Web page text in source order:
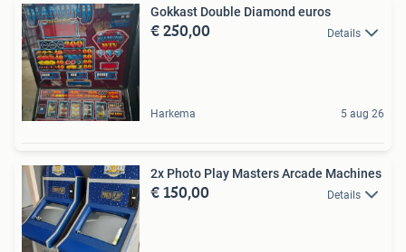
Gokkast Double Diamond euros
€ 250,00 Details
Harkema 5 aug 26
2x Photo Play Masters Arcade Machines
€ 150,00 Details